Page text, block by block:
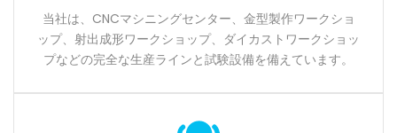
当社は、CNCマシニングセンター、金型製作ワークショ
ップ、射出成形ワークショップ、ダイカストワークショッ
プなどの完全な生産ラインと試験設備を備えています。